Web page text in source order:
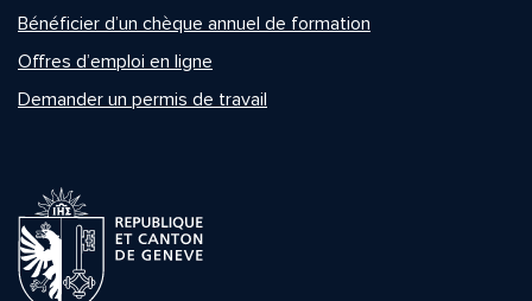
Bénéficier d’un chèque annuel de formation
Offres d’emploi en ligne
Demander un permis de travail